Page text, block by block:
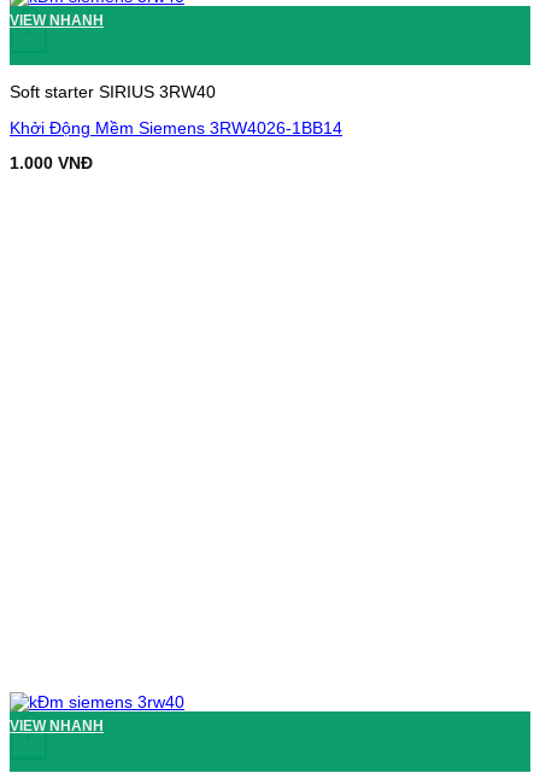
+
VIEW NHANH
Soft starter SIRIUS 3RW40
Khởi Động Mềm Siemens 3RW4026-1BB14
1.000 VNĐ
+
VIEW NHANH